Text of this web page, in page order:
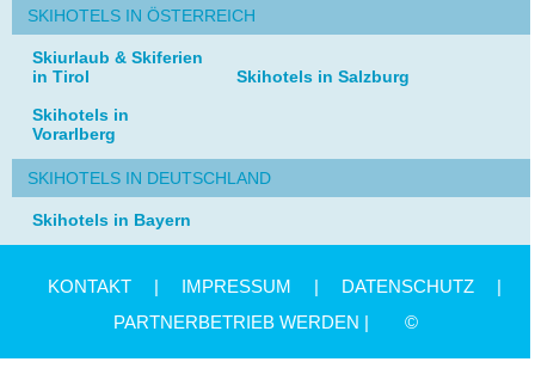
SKIHOTELS IN ÖSTERREICH
Skiurlaub & Skiferien
in Tirol
Skihotels in Salzburg
Skihotels in
Vorarlberg
SKIHOTELS IN DEUTSCHLAND
Skihotels in Bayern
KONTAKT | IMPRESSUM | DATENSCHUTZ
|
PARTNERBETRIEB WERDEN |
©